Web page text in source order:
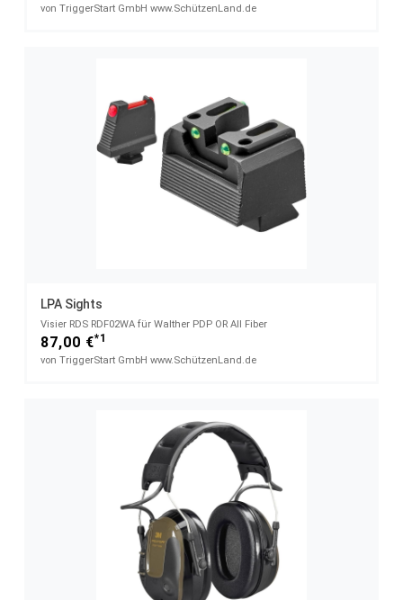
von TriggerStart GmbH www.SchützenLand.de
LPA Sights
Visier RDS RDF02WA für Walther PDP OR All Fiber
87,00 €*1
von TriggerStart GmbH www.SchützenLand.de